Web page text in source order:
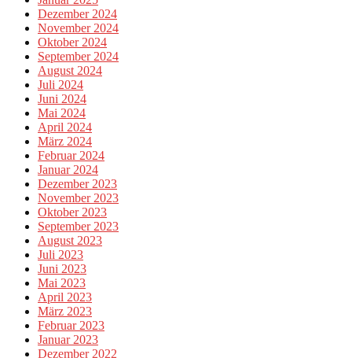
Dezember 2024
November 2024
Oktober 2024
September 2024
August 2024
Juli 2024
Juni 2024
Mai 2024
April 2024
März 2024
Februar 2024
Januar 2024
Dezember 2023
November 2023
Oktober 2023
September 2023
August 2023
Juli 2023
Juni 2023
Mai 2023
April 2023
März 2023
Februar 2023
Januar 2023
Dezember 2022